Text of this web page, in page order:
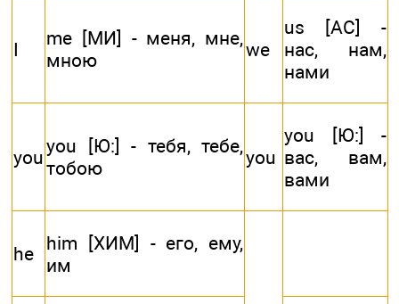
I
me [МИ] - меня, мне,
мною
we
us [АС] -
нас, нам,
нами
you
you [Ю:] - тебя, тебе,
тобою
you
you [Ю:] -
вас, вам,
вами
he him [ХИМ] - его, ему,
им